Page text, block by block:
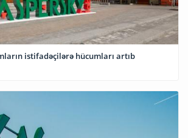
istifadəçilərə hücumları artıb